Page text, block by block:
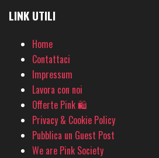
LINK UTILI
Home
Contattaci
Impressum
Lavora con noi
Offerte Pink 🛍
Privacy & Cookie Policy
Pubblica un Guest Post
We are Pink Society